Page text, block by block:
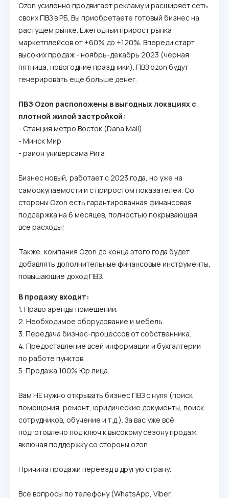
Ozon усиленно продвигает рекламу и расширяет сеть
своих ПВЗ в РБ, Вы приобретаете готовый бизнес на
растущем рынке. Ежегодный прирост рынка
маркетплейсов от +60% до +120%. Впереди старт
высоких продаж - ноябрь-декабрь 2023 (черная
пятница, новогодние праздники). ПВЗ ozon будут
генерировать еще больше денег.
ПВЗ Ozon расположены в выгодных локациях с
плотной жилой застройкой:
- Станция метро Восток (Dana Mall)
- Минск Мир
- район универсама Рига
Бизнес новый, работает с 2023 года, но уже на
самоокупаемости и с приростом показателей. Со
стороны Ozon есть гарантированная финансовая
поддержка на 6 месяцев, полностью покрывающая
все расходы!
Также, компания Ozon до конца этого года будет
добавлять дополнительные финансовые инструменты,
повышающие доход ПВЗ.
В продажу входит:
1. Право аренды помещений.
2. Необходимое оборудование и мебель.
3. Передача бизнес-процессов от собственника.
4. Предоставление всей информации и бухгалтерии
по работе пунктов.
5. Продажа 100% Юр.лица.
Вам НЕ нужно открывать бизнес ПВЗ с нуля (поиск
помещения, ремонт, юридические документы, поиск
сотрудников, обучение и т.д.). За вас уже всё
подготовлено под ключ к высокому сезону продаж,
включая поддержку со стороны ozon.
Причина продажи переезд в другую страну.
Все вопросы по телефону (WhatsApp, Viber,